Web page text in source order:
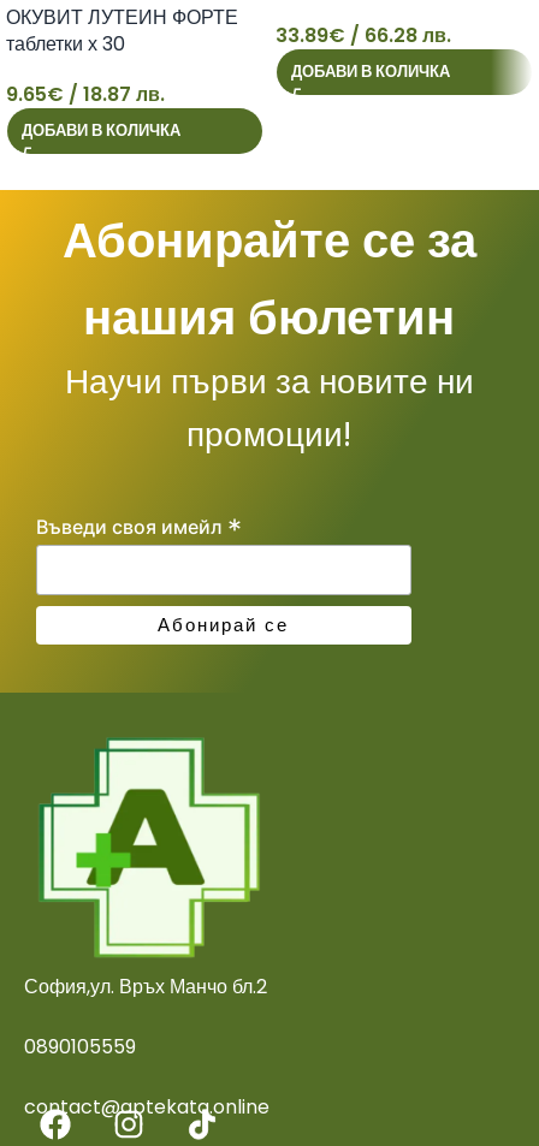
9
ОКУВИТ ЛУТЕИН ФОРТЕ
таблетки х 30
9.65€ / 18.87 лв.
ДОБАВИ В КОЛИЧКА
33
33.89€ / 66.28 лв.
ДОБАВИ В КОЛИЧКА
Абонирайте се за
нашия бюлетин
Научи първи за новите ни
промоции!
Въведи своя имейл *
София,ул. Връх Манчо бл.2
0890105559
contact@aptekata.online